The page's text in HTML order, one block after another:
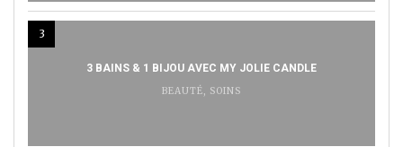
3
3 BAINS & 1 BIJOU AVEC MY JOLIE CANDLE
BEAUTÉ, SOINS